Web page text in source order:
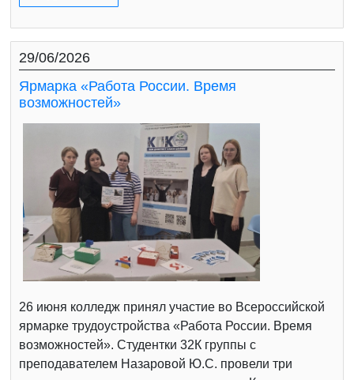
29/06/2026
Ярмарка «Работа России. Время
возможностей»
26 июня колледж принял участие во Всероссийской
ярмарке трудоустройства «Работа России. Время
возможностей». Студентки 32К группы с
преподавателем Назаровой Ю.С. провели три